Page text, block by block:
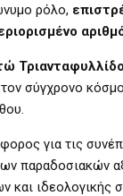
ρόλο,
σύγχρονο
για τις
παραδοσιακών
και